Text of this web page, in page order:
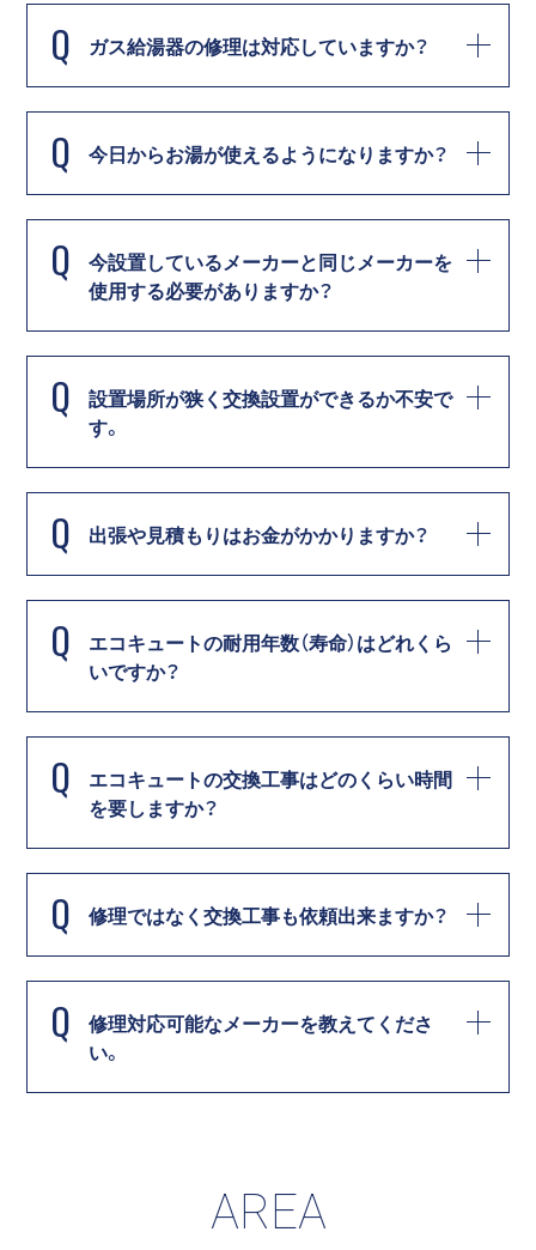
Q ガス給湯器の修理は対応していますか？
Q 今日からお湯が使えるようになりますか？
Q
今設置しているメーカーと同じメーカーを
使用する必要がありますか？
Q
設置場所が狭く交換設置ができるか不安で
す。
Q 出張や見積もりはお金がかかりますか？
Q
エコキュートの耐用年数（寿命）はどれくら
いですか？
Q
エコキュートの交換工事はどのくらい時間
を要しますか？
Q 修理ではなく交換工事も依頼出来ますか？
Q
修理対応可能なメーカーを教えてくださ
い。
AREA